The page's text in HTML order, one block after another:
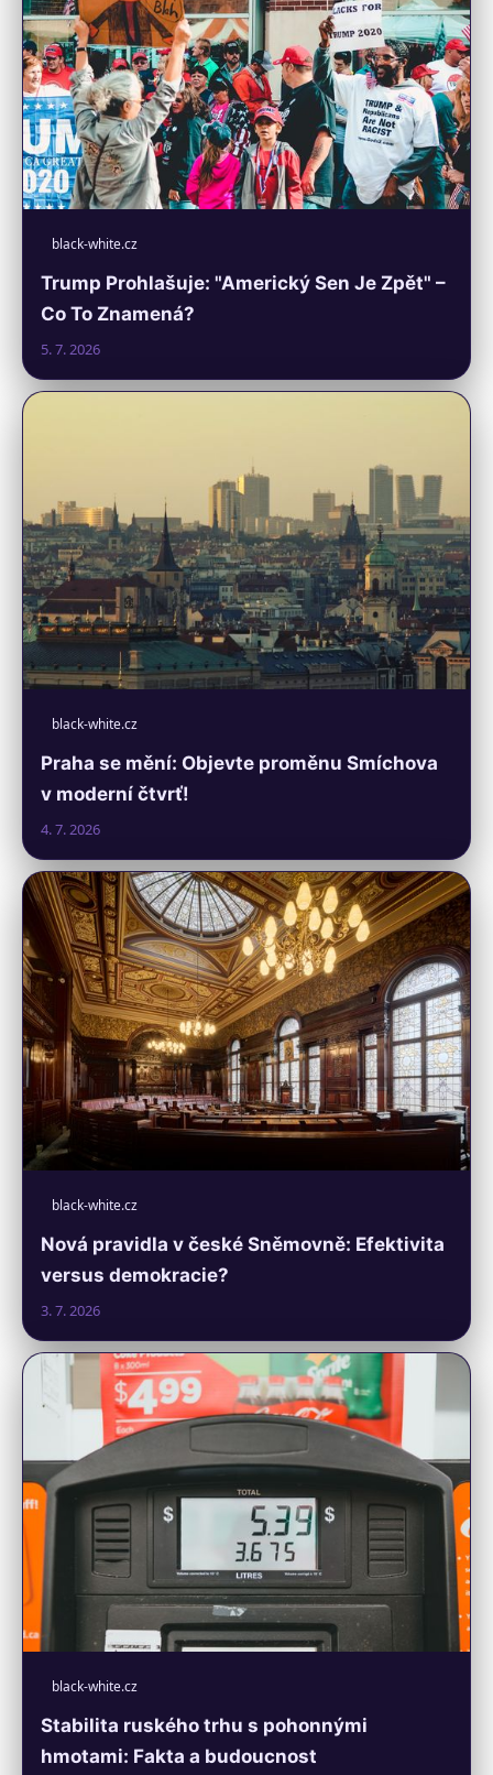
black-white.cz
Trump Prohlašuje: "Americký Sen Je Zpět" –
Co To Znamená?
5. 7. 2026
black-white.cz
Praha se mění: Objevte proměnu Smíchova
v moderní čtvrť!
4. 7. 2026
black-white.cz
Nová pravidla v české Sněmovně: Efektivita
versus demokracie?
3. 7. 2026
black-white.cz
Stabilita ruského trhu s pohonnými
hmotami: Fakta a budoucnost